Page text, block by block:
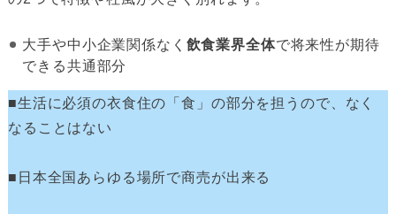
大手や中小企業関係なく 飲食業界全体で将来性が期待
できる共通部分
■生活に必須の衣食住の「食」の部分を担うので、なく
なることはない
■日本全国あらゆる場所で商売が出来る